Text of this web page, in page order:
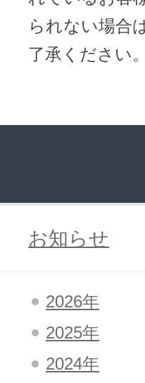
られない場合
了承ください。
お知らせ
2026年
2025年
2024年